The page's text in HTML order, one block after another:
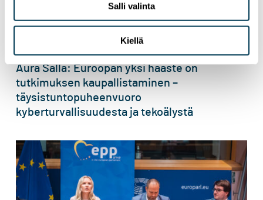
Salli valinta
Kiellä
Aura Salla: Euroopan yksi haaste on
tutkimuksen kaupallistaminen –
täysistuntopuheenvuoro
kyberturvallisuudesta ja tekoälystä